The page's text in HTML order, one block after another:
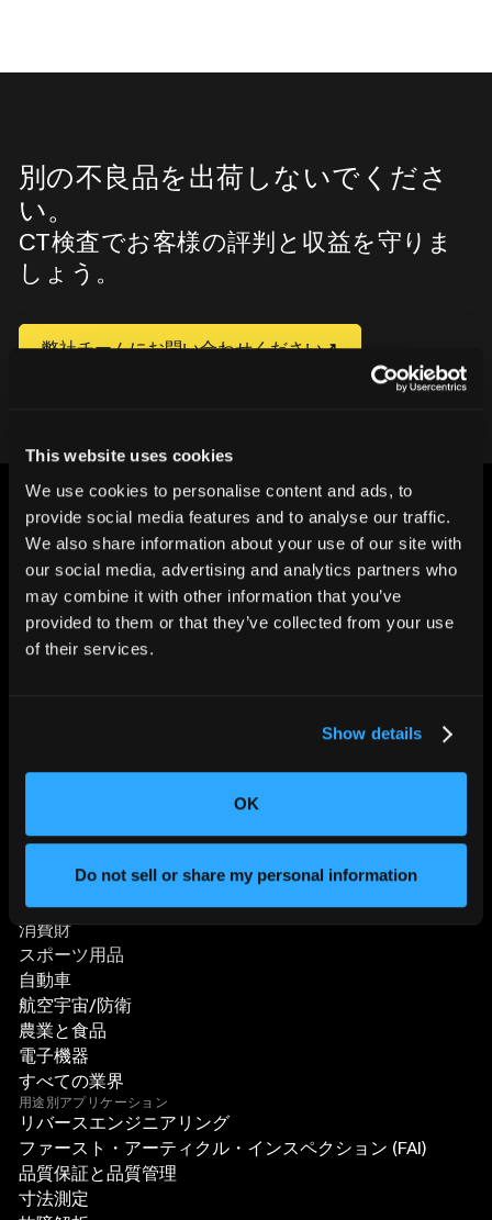
This website uses cookies
We use cookies to personalise content and ads, to
provide social media features and to analyse our traffic.
We also share information about your use of our site with
our social media, advertising and analytics partners who
may combine it with other information that you’ve
provided to them or that they’ve collected from your use
of their services.
Show details
OK
Do not sell or share my personal information
別の不良品を出荷しないでくださ
い。
CT検査でお客様の評判と収益を守りま
しょう。
弊社チームにお問い合わせください
世界の”ものづくり”を変える。
バッテリー
医療機器
消費財
スポーツ用品
自動車
航空宇宙/防衛
農業と食品
電子機器
すべての業界
用途別アプリケーション
リバースエンジニアリング
ファースト・アーティクル・インスペクション (FAI)
品質保証と品質管理
寸法測定